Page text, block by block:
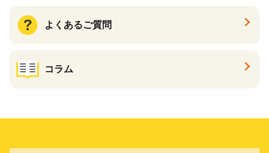
よくあるご質問
コラム